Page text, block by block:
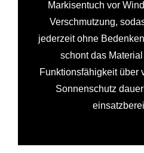
Markisentuch vor
Verschmutzung,
jederzeit ohne
schont das
Funktionsfähigkeit über
Sonnenschutz